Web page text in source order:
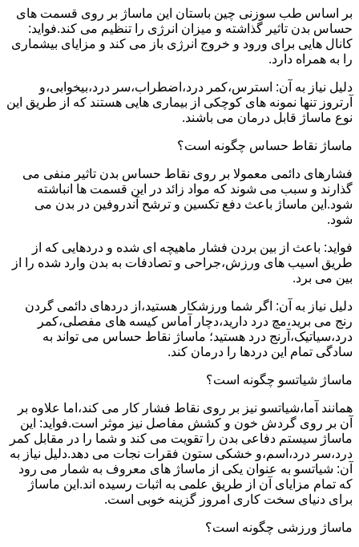
بر اساس طب سوزنی چین باستان این ماساژ بر روی قسمت های
حساس بدن تاثیر گذاشته و میزان انرژی را تنظیم می کند.فواید:
کانال هایی برای ورود و خروج انرژی باز می کند و مزایای بیشماری
را به همراه دارد.
دلیل نیاز به آن: استرس،کمر درد،اضطراب،سر درد،بیخوابی،و
آرتروز تنها نمونه های کوچکی از بیماری هایی هستند که از طریق این
نوع ماساژ قابل درمان می باشند.
ماساژ نقاط حساس چگونه است؟
فشارهای دائمی معمولا بر روی نقاط حساس بدن تاثیر منفی می
گذارند و سبب می شوند که مواد زائد در این قسمت ها انباشته
شود.این ماساژ باعث دفع تکسین و ترشح آندروفین در بدن می
شود.
فواید: باعث از بین بردن فشار ماهیچه ای شده و دردهایی که از
طریق اسیب های ورزش،جراحی و تصادفات به بدن وارد شده را از
بین می برد.
دلیل نیاز به آن: اگر شما ورزشکار هستید،از دردهای دائمی گردن
رنج می برید،مچ درد دارید،دچار آماس کیسه های مفصلی،کمر
درد،سیاتیک،آرنج درد هستید؛ ماساژ نقاط حساس می تواند به
سادگی تمام این دردها را درمان کند.
ماساژ شیاتسو چگونه است؟
همانند آما،شیاتسو نیز بر روی نقاط فشار کار می کند،اما علاوه بر
آن بر روی گردش خون و کشش مفاصل نیز موثر است.فواید: این
ماساژ سیستم دفاعی بدن را تقویت می کند و شما را در مقابل کمر
درد،سر درد،اسم،و خشکی ستون فقرات نجات می دهد.دلیل نیاز به
آن: شیاتسو به عنوان یکی از ماساژ های معروف به شمار می رود
که تمام مزایای آن از طریق علمی به اثبات رسیده اند.این ماساژ
برای دنیای سخت کاری امروز گزینه خوبی است.
ماساژ ورزشی چگونه است؟